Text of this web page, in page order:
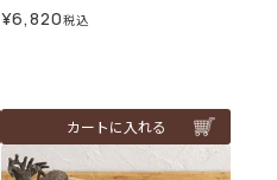
¥6,820税込
カートに入れる